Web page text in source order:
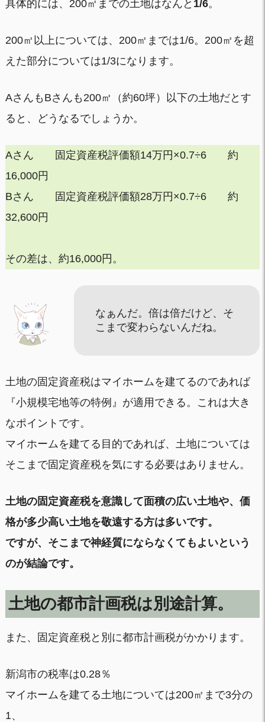
具体的には、200㎡までの土地はなんと 1/6。
200㎡以上については、200㎡までは1/6。200㎡を超
えた部分については1/3になります。
AさんもBさんも200㎡（約60坪）以下の土地だとす
ると、どうなるでしょうか。
Aさん 固定資産税評価額14万円×0.7÷6 約
16,000円
Bさん 固定資産税評価額28万円×0.7÷6 約
32,600円
その差は、約16,000円。
なぁんだ。倍は倍だけど、そ
こまで変わらないんだね。
土地の固定資産税はマイホームを建てるのであれば
『小規模宅地等の特例』が適用できる。これは大き
なポイントです。
マイホームを建てる目的であれば、土地については
そこまで固定資産税を気にする必要はありません。
土地の固定資産税を意識して面積の広い土地や、価
格が多少高い土地を敬遠する方は多いです。
ですが、そこまで神経質にならなくてもよいという
のが結論です。
土地の都市計画税は別途計算。
また、固定資産税と別に都市計画税がかかります。
新潟市の税率は0.28％
マイホームを建てる土地については200㎡まで3分の
1、